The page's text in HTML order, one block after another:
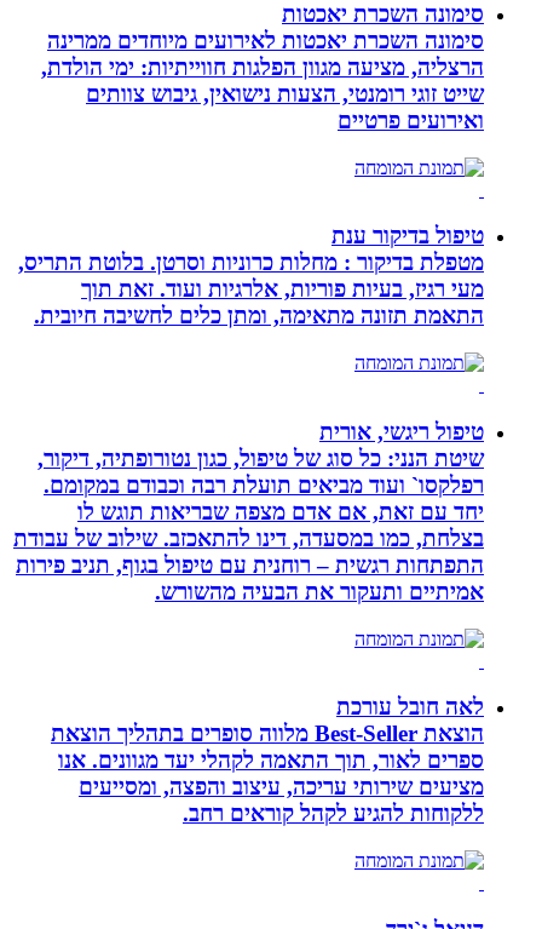
סימונה השכרת יאכטות
סימונה השכרת יאכטות לאירועים מיוחדים ממרינה
הרצליה, מציעה מגוון הפלגות חווייתיות: ימי הולדת,
שייט זוגי רומנטי, הצעות נישואין, גיבוש צוותים
ואירועים פרטיים
טיפול בדיקור ענת
מטפלת בדיקור : מחלות כרוניות וסרטן. בלוטת התריס,
מעי רגיז, בעיות פוריות, אלרגיות ועוד. זאת תוך
התאמת תזונה מתאימה, ומתן כלים לחשיבה חיובית.
טיפול ריגשי, אורית
שיטת הנני: כל סוג של טיפול, כגון נטורופתיה, דיקור,
רפלקסו` ועוד מביאים תועלת רבה וכבודם במקומם.
יחד עם זאת, אם אדם מצפה שבריאות תוגש לו
בצלחת, כמו במסעדה, דינו להתאכזב. שילוב של עבודת
התפתחות רגשית – רוחנית עם טיפול בגוף, תניב פירות
אמיתיים ותעקור את הבעיה מהשורש.
לאה חובל עורכת
הוצאת Best-Seller מלווה סופרים בתהליך הוצאת
ספרים לאור, תוך התאמה לקהלי יעד מגוונים. אנו
מציעים שירותי עריכה, עיצוב והפצה, ומסייעים
ללקוחות להגיע לקהל קוראים רחב.